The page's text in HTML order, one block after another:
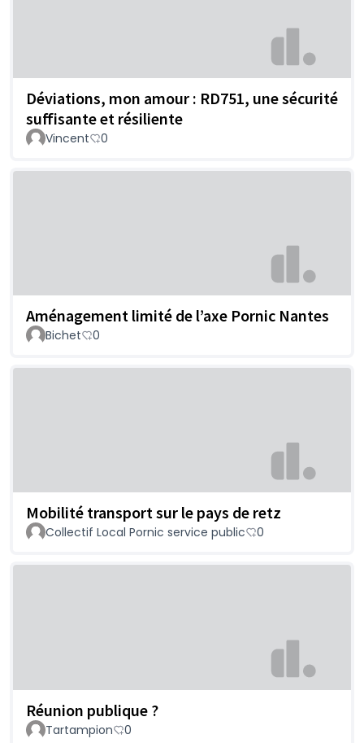
Déviations, mon amour : RD751, une sécurité
suffisante et résiliente
Vincent 0
Aménagement limité de l’axe Pornic Nantes
Bichet 0
Mobilité transport sur le pays de retz
Collectif Local Pornic service public 0
Réunion publique ?
Tartampion 0